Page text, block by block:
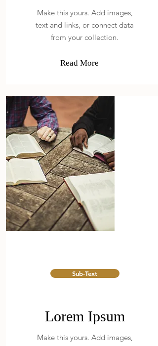
Make this yours. Add images,
text and links, or connect data
from your collection.
Read More
Sub-Text
Lorem Ipsum
Make this yours. Add images,